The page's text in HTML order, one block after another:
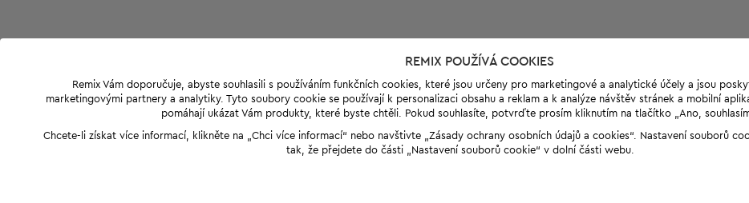
REMIX POUŽÍVÁ COOKIES
Remix Vám doporučuje, abyste souhlasili s používáním funkčních cookies, které jsou určeny pro marketingové a analytické účely a jsou
marketingovými partnery a analytiky. Tyto soubory cookie se používají k personalizaci obsahu a reklam a k analýze návštěv stránek a mobilní
pomáhají ukázat Vám produkty, které byste chtěli. Pokud souhlasíte, potvrďte prosím kliknutím na tlačítko „Ano,
Chcete-li získat více informací, klikněte na „Chci více informací“ nebo navštivte „Zásady ochrany osobních údajů a cookies“. Nastavení souborů
tak, že přejdete do části „Nastavení souborů cookie“ v dolní části webu.